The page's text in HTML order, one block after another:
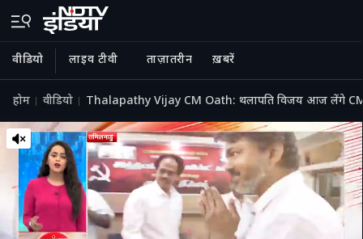
वीडियो लाइव टीवी ताज़ातरीन ख़बरें
होम वीडियो Thalapathy Vijay CM Oath: थलापति विजय आज लेंगे